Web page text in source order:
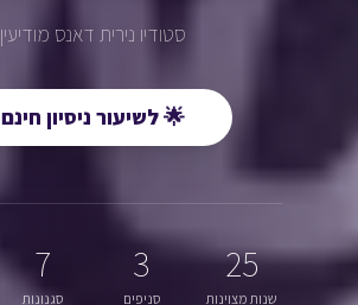
סטודיו נירית דאנס מודיעין
🌟 לשיעור ניסיון חינם
25
שנות מצוינות
3
סניפים
7
סגנונות